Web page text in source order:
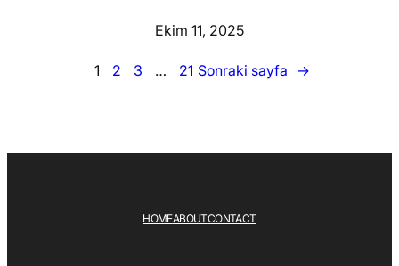
Ekim 11, 2025
1 2 3 … 21 Sonraki sayfa →
HOMEABOUTCONTACT